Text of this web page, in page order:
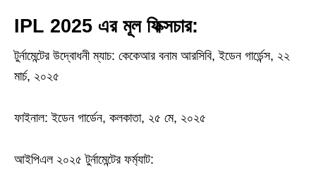
IPL 2025 এর মূল ফিক্সচার:
টুর্নামেন্টের উদ্বোধনী ম্যাচ: কেকেআর বনাম আরসিবি, ইডেন গার্ডেন্স, ২২
মার্চ, ২০২৫
ফাইনাল: ইডেন গার্ডেন, কলকাতা, ২৫ মে, ২০২৫
আইপিএল ২০২৫ টুর্নামেন্টের ফর্ম্যাট: